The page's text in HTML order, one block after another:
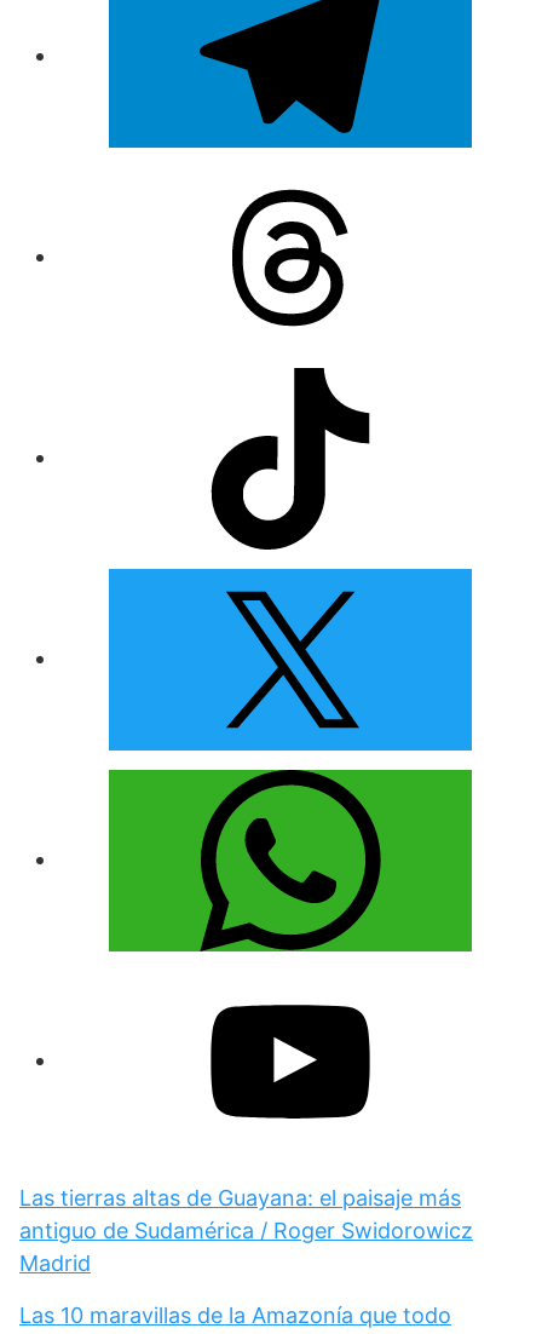
Las tierras altas de Guayana: el paisaje más
antiguo de Sudamérica / Roger Swidorowicz
Madrid
Las 10 maravillas de la Amazonía que todo